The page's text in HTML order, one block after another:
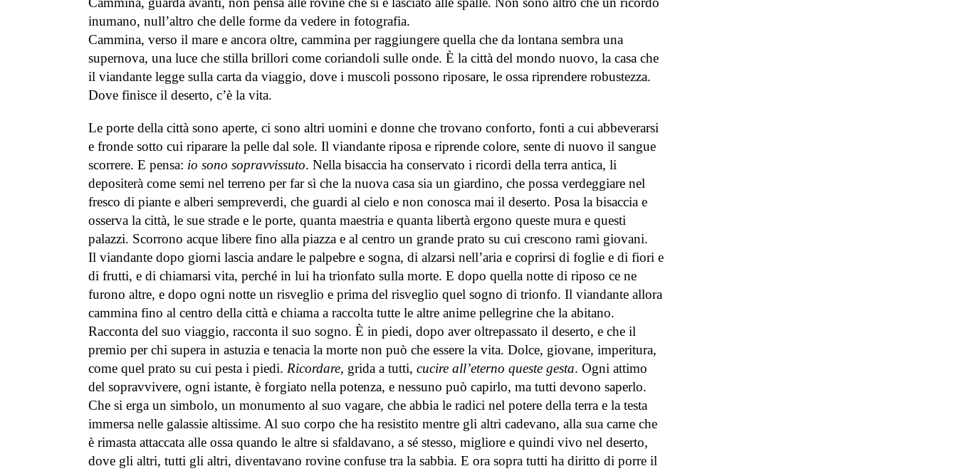
inumano, null’altro che delle forme da vedere in fotografia.
Cammina, verso il mare e ancora oltre, cammina per raggiungere quella che da lontana sembra una
supernova, una luce che stilla brillori come coriandoli sulle onde. È la città del mondo nuovo, la casa che
il viandante legge sulla carta da viaggio, dove i muscoli possono riposare, le ossa riprendere robustezza.
Dove finisce il deserto, c’è la vita.
Le porte della città sono aperte, ci sono altri uomini e donne che trovano conforto, fonti a cui abbeverarsi
e fronde sotto cui riparare la pelle dal sole. Il viandante riposa e riprende colore, sente di nuovo il sangue
scorrere. E pensa: io sono sopravvissuto. Nella bisaccia ha conservato i ricordi della terra antica, li
depositerà come semi nel terreno per far sì che la nuova casa sia un giardino, che possa verdeggiare nel
fresco di piante e alberi sempreverdi, che guardi al cielo e non conosca mai il deserto. Posa la bisaccia e
osserva la città, le sue strade e le porte, quanta maestria e quanta libertà ergono queste mura e questi
palazzi. Scorrono acque libere fino alla piazza e al centro un grande prato su cui crescono rami giovani.
Il viandante dopo giorni lascia andare le palpebre e sogna, di alzarsi nell’aria e coprirsi di foglie e di fiori e
di frutti, e di chiamarsi vita, perché in lui ha trionfato sulla morte. E dopo quella notte di riposo ce ne
furono altre, e dopo ogni notte un risveglio e prima del risveglio quel sogno di trionfo. Il viandante allora
cammina fino al centro della città e chiama a raccolta tutte le altre anime pellegrine che la abitano.
Racconta del suo viaggio, racconta il suo sogno. È in piedi, dopo aver oltrepassato il deserto, e che il
premio per chi supera in astuzia e tenacia la morte non può che essere la vita. Dolce, giovane, imperitura,
come quel prato su cui pesta i piedi. Ricordare, grida a tutti, cucire all’eterno queste gesta. Ogni attimo
del sopravvivere, ogni istante, è forgiato nella potenza, e nessuno può capirlo, ma tutti devono saperlo.
Che si erga un simbolo, un monumento al suo vagare, che abbia le radici nel potere della terra e la testa
immersa nelle galassie altissime. Al suo corpo che ha resistito mentre gli altri cadevano, alla sua carne che
è rimasta attaccata alle ossa quando le altre si sfaldavano, a sé stesso, migliore e quindi vivo nel deserto,
dove gli altri, tutti gli altri, diventavano rovine confuse tra la sabbia. E ora sopra tutti ha diritto di porre il